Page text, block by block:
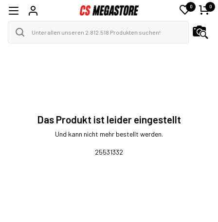
0 0
Das Produkt ist leider eingestellt
Und kann nicht mehr bestellt werden.
25531332